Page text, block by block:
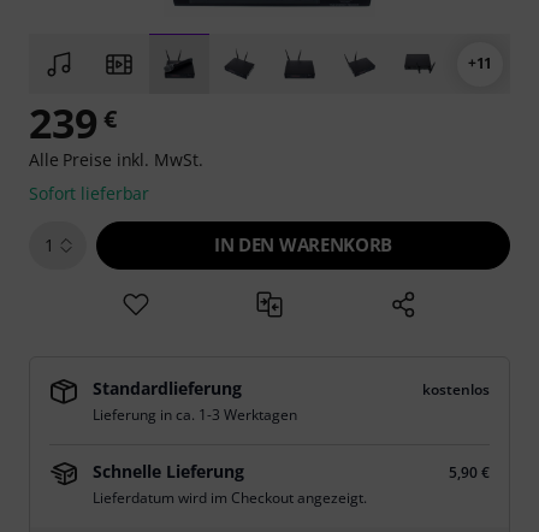
+11
239 €
Alle Preise inkl. MwSt.
Sofort lieferbar
1 IN DEN WARENKORB
Standardlieferung
kostenlos
Lieferung in ca. 1-3 Werktagen
Schnelle Lieferung
5,90 €
Lieferdatum wird im Checkout angezeigt.